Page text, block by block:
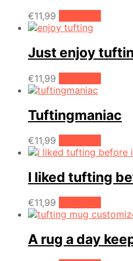
€11,99
Just enjoy
€11,99
Tuftingmaniac
€11,99
I liked tufting
€11,99
A rug a day